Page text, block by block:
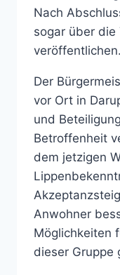
Nach
sogar über die
veröffentlichen.
Der
vor Ort in
und
Betroffenheit
dem jetzigen
Anwohner
Möglichkeiten
dieser Gruppe